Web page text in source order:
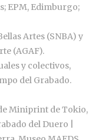
EPM, Edimburgo;
Artes (SNBA) y
(AGAF).
y colectivos,
del Grabado.
Miniprint de Tokio,
del Duero |